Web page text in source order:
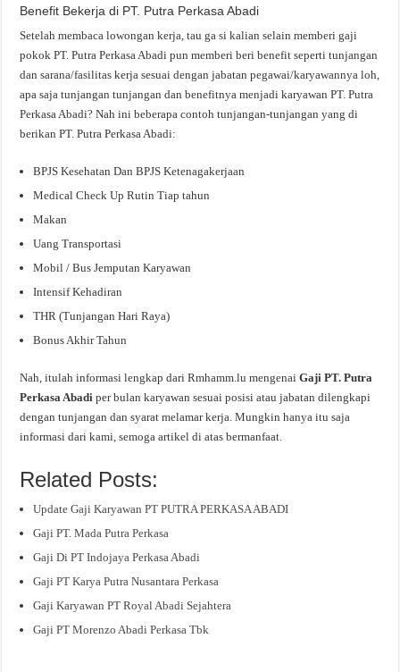
Benefit Bekerja di PT. Putra Perkasa Abadi
Setelah membaca lowongan kerja, tau ga si kalian selain memberi gaji
pokok PT. Putra Perkasa Abadi pun memberi beri benefit seperti tunjangan
dan sarana/fasilitas kerja sesuai dengan jabatan pegawai/karyawannya loh,
apa saja tunjangan tunjangan dan benefitnya menjadi karyawan PT. Putra
Perkasa Abadi? Nah ini beberapa contoh tunjangan-tunjangan yang di
berikan PT. Putra Perkasa Abadi:
BPJS Kesehatan Dan BPJS Ketenagakerjaan
Medical Check Up Rutin Tiap tahun
Makan
Uang Transportasi
Mobil / Bus Jemputan Karyawan
Intensif Kehadiran
THR (Tunjangan Hari Raya)
Bonus Akhir Tahun
Nah, itulah informasi lengkap dari Rmhamm.lu mengenaiGaji PT. Putra
Perkasa Abadiper bulan karyawan sesuai posisi atau jabatan dilengkapi
dengan tunjangan dan syarat melamar kerja. Mungkin hanya itu saja
informasi dari kami, semoga artikel di atas bermanfaat.
Related Posts:
Update Gaji Karyawan PT PUTRA PERKASA ABADI
Gaji PT. Mada Putra Perkasa
Gaji Di PT Indojaya Perkasa Abadi
Gaji PT Karya Putra Nusantara Perkasa
Gaji Karyawan PT Royal Abadi Sejahtera
Gaji PT Morenzo Abadi Perkasa Tbk